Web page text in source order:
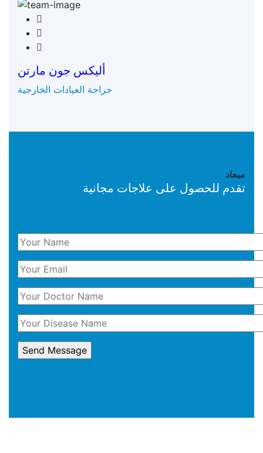
Facebook
Twitter
Google-plus
أليكس جون مارتن
جراحة العيادات الخارجية
ميعاد
تقدم للحصول على علاجات مجانية